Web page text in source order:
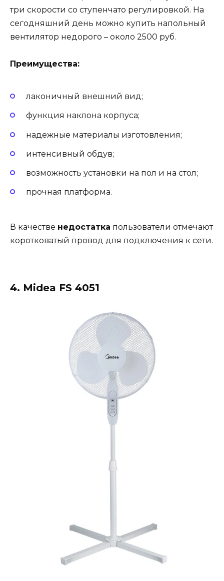
три скорости со ступенчато регулировкой. На
сегодняшний день можно купить напольный
вентилятор недорого – около 2500 руб.
Преимущества:
лаконичный внешний вид;
функция наклона корпуса;
надежные материалы изготовления;
интенсивный обдув;
возможность установки на пол и на стол;
прочная платформа.
В качестве недостатка пользователи отмечают
коротковатый провод для подключения к сети.
4. Midea FS 4051